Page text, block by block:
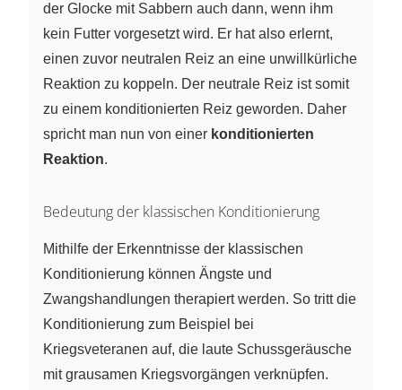
der Glocke mit Sabbern auch dann, wenn ihm
kein Futter vorgesetzt wird. Er hat also erlernt,
einen zuvor neutralen Reiz an eine unwillkürliche
Reaktion zu koppeln. Der neutrale Reiz ist somit
zu einem konditionierten Reiz geworden. Daher
spricht man nun von einer konditionierten
Reaktion.
Bedeutung der klassischen Konditionierung
Mithilfe der Erkenntnisse der klassischen
Konditionierung können Ängste und
Zwangshandlungen therapiert werden. So tritt die
Konditionierung zum Beispiel bei
Kriegsveteranen auf, die laute Schussgeräusche
mit grausamen Kriegsvorgängen verknüpfen.